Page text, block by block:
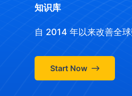
知识库
自 2014 年以来改善全
Start Now